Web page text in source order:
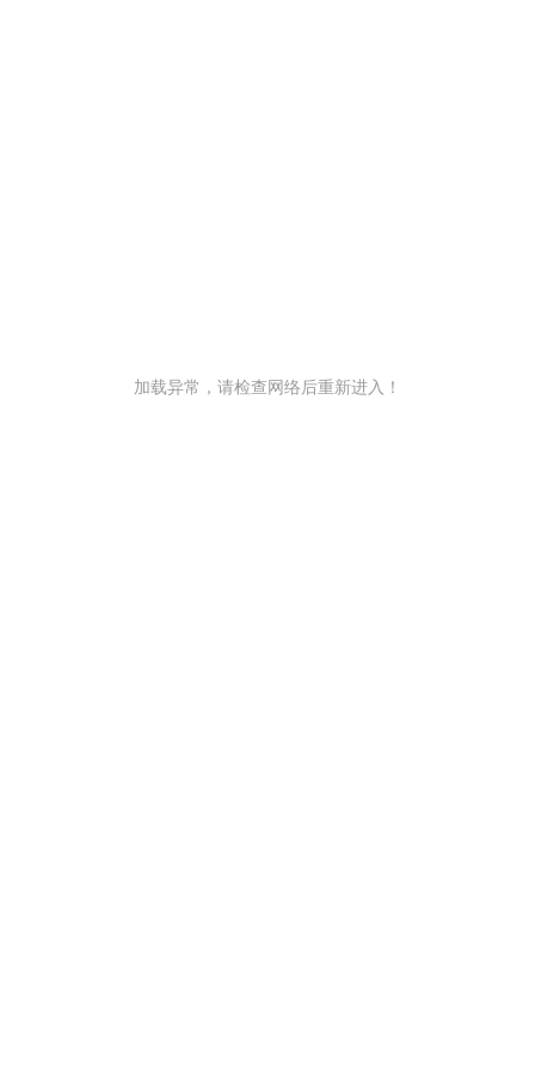
加载异常，请检查网络后重新进入！